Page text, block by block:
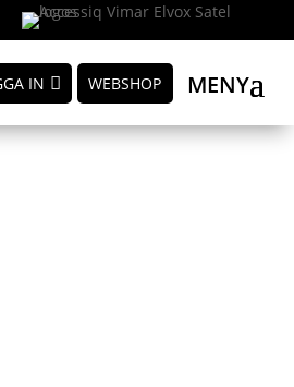
MENY
IN WEBSHOP